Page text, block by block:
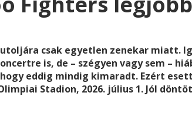
csak egyetlen zenekar miatt.
is, de – szégyen vagy sem –
eddig mindig kimaradt. Ezért
Stadion, 2026. július 1. Jól